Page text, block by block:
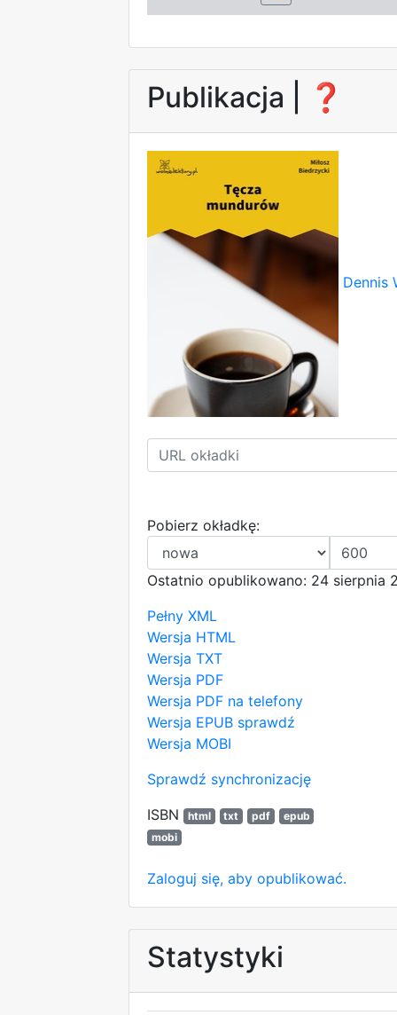
Publikacja | ❓
Dennis
Pobierz okładkę:
Ostatnio opublikowano: 24 sierpnia
Pełny XML
Wersja HTML
Wersja TXT
Wersja PDF
Wersja PDF na telefony
Wersja EPUB sprawdź
Wersja MOBI
Sprawdź synchronizację
ISBN
html txt pdf
epub
mobi
Zaloguj się, aby opublikować.
Statystyki